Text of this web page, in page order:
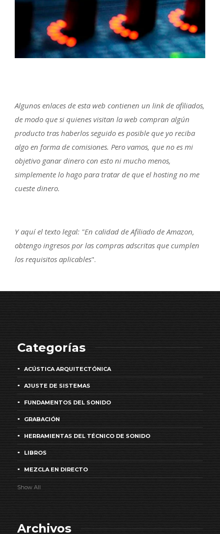
Algunos enlaces de esta web contienen un link de afiliados,
de modo que si quienes visitan la web compran algún
producto tras haberlos seguido es posible que yo reciba
algo en forma de comisiones. Pero vamos, que no es mi
objetivo ganar dinero con esto ni mucho menos,
simplemente lo hago para tratar de que el hosting no me
cueste dinero.
Y aquí el texto legal: "En calidad de Afiliado de Amazon,
obtengo ingresos por las compras adscritas que cumplen
los requisitos aplicables".
Categorías
ACÚSTICA ARQUITECTÓNICA
AJUSTE DE SISTEMAS
FUNDAMENTOS DEL SONIDO
GRABACIÓN
HERRAMIENTAS DEL TÉCNICO DE SONIDO
LIBROS
MEZCLA EN DIRECTO
Show All
Archivos